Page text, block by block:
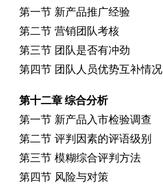
第一节 新产品推广经验
第二节 营销团队考核
第三节 团队是否有冲劲
第四节 团队人员优势互补情况
第十二章综合分析
第一节 新产品入市检验调查
第二节 评判因素的评语级别
第三节 模糊综合评判方法
第四节 风险与对策